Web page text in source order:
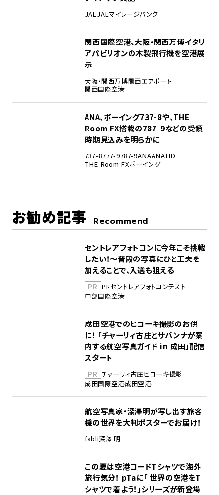
JALJALマイレージバンク
関西国際空港、大阪・関西万博イタリ
アパビリオンの木製飛行機を空港展
示
大阪・関西万博関西エアポート
関西国際空港
ANA、ボーイング737-8や、THE
Room FX搭載の787-9などの受領
時期見込みを明らかに
737-8777-9787-9ANAANAHD
THE Room FXボーイング
お勧め記事 Recommend
セントレアフォトコンに今年こそ挑戦
したい！～普段の写真にひと工夫を
加えることで、入選も狙える
PR PRセントレアフォトコンテスト
中部国際空港
成田空港でのヒコーキ撮影のお供
に！ 「チャーリィ古庄とサバンナが案
内する航空写真ガイド in 成田」配信
スタート
PR チャーリィ古庄ヒコーキ撮影
成田国際空港成田空港
航空写真家・深澤明が写し出す旅客
機の世界を大判ポスターでお届け！
fabli深澤 明
この夏は空港コードTシャツで海外
旅行気分！ pTaに「 世界の空港をT
シャツで着よう！」シリーズが新登場